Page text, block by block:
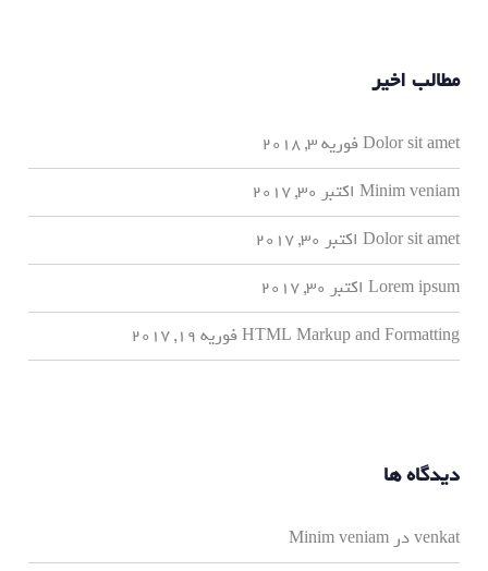
مطالب اخیر
Dolor sit ametفوریه 3, 2018
Minim veniam اکتبر 30, 2017
Dolor sit amet اکتبر 30, 2017
Lorem ipsum اکتبر 30, 2017
HTML Markup and Formattingفوریه 19, 2017
دیدگاه ها
venkatدر Minim veniam